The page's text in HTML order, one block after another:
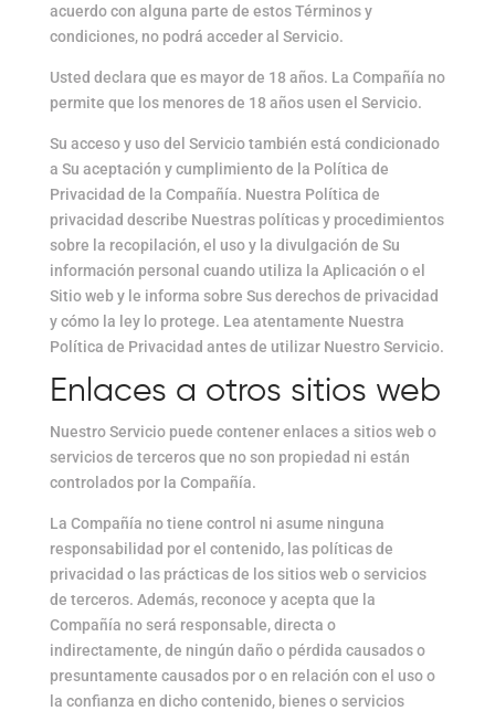
acuerdo con alguna parte de estos Términos y
condiciones, no podrá acceder al Servicio.
Usted declara que es mayor de 18 años. La Compañía no
permite que los menores de 18 años usen el Servicio.
Su acceso y uso del Servicio también está condicionado
a Su aceptación y cumplimiento de la Política de
Privacidad de la Compañía. Nuestra Política de
privacidad describe Nuestras políticas y procedimientos
sobre la recopilación, el uso y la divulgación de Su
información personal cuando utiliza la Aplicación o el
Sitio web y le informa sobre Sus derechos de privacidad
y cómo la ley lo protege. Lea atentamente Nuestra
Política de Privacidad antes de utilizar Nuestro Servicio.
Enlaces a otros sitios web
Nuestro Servicio puede contener enlaces a sitios web o
servicios de terceros que no son propiedad ni están
controlados por la Compañía.
La Compañía no tiene control ni asume ninguna
responsabilidad por el contenido, las políticas de
privacidad o las prácticas de los sitios web o servicios
de terceros. Además, reconoce y acepta que la
Compañía no será responsable, directa o
indirectamente, de ningún daño o pérdida causados o
presuntamente causados por o en relación con el uso o
la confianza en dicho contenido, bienes o servicios